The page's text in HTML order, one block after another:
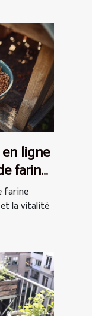
ligne
farine
farine
la vitalité